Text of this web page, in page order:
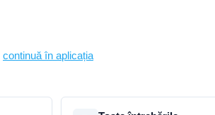
continuă în aplicația